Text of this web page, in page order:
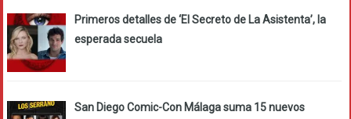
Primeros detalles de ‘El Secreto de La Asistenta’, la
esperada secuela
San Diego Comic-Con Málaga suma 15 nuevos